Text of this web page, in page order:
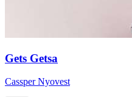
Gets Getsa
Cassper Nyovest